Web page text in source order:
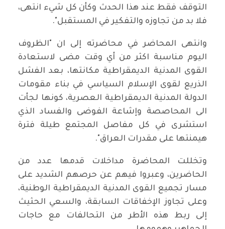
التوقف فقط عند هذا الحدث وكأن كل شيء انتهى،
فلا بد من تجاوزه والتفكير في المستقبل".
وانتهى المحاضر في محاضرته إلى ان "الظروف
اليوم مناسبة اكثر من أي وقت مضى لاستعادة
القوى المدنية الديمقراطية مكانتها، بعد الفشل
الذريع لقوى الإسلام السياسي في بناء مقومات
الدولة المدنية الديمقراطية العصرية، كونها لجأت
الى المحاصصة وإشاعة الفوضى والفساد الذي
استشرى في كل مفاصل المجتمع طيلة فترة
هيمنتها على مقدرات العراق".
وتخللت المحاضرة مداخلات قدمها عدد من
الحاضرين، وعبروا فيهم عن حرصهم الشديد على
مسار تجميع القوى المدنية الديمقراطية الوطنية،
وعلى تجاوز الإخفاقات السابقة، والسعي الحثيث
إلى ربط هذه الأطر من التحالفات مع حاجات